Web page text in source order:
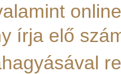
írja elő